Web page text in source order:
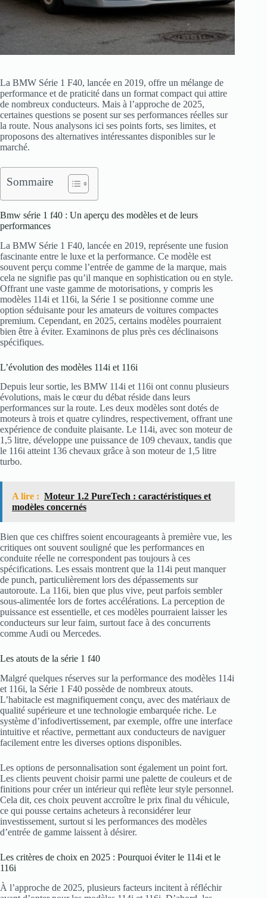
La BMW Série 1 F40, lancée en 2019, offre un mélange de
performance et de praticité dans un format compact qui attire
de nombreux conducteurs. Mais à l’approche de 2025,
certaines questions se posent sur ses performances réelles sur
la route. Nous analysons ici ses points forts, ses limites, et
proposons des alternatives intéressantes disponibles sur le
marché.
Sommaire
Bmw série 1 f40 : Un aperçu des modèles et de leurs
performances
La BMW Série 1 F40, lancée en 2019, représente une fusion
fascinante entre le luxe et la performance. Ce modèle est
souvent perçu comme l’entrée de gamme de la marque, mais
cela ne signifie pas qu’il manque en sophistication ou en style.
Offrant une vaste gamme de motorisations, y compris les
modèles 114i et 116i, la Série 1 se positionne comme une
option séduisante pour les amateurs de voitures compactes
premium. Cependant, en 2025, certains modèles pourraient
bien être à éviter. Examinons de plus près ces déclinaisons
spécifiques.
L’évolution des modèles 114i et 116i
Depuis leur sortie, les BMW 114i et 116i ont connu plusieurs
évolutions, mais le cœur du débat réside dans leurs
performances sur la route. Les deux modèles sont dotés de
moteurs à trois et quatre cylindres, respectivement, offrant une
expérience de conduite plaisante. Le 114i, avec son moteur de
1,5 litre, développe une puissance de 109 chevaux, tandis que
le 116i atteint 136 chevaux grâce à son moteur de 1,5 litre
turbo.
A lire : Moteur 1.2 PureTech : caractéristiques et
modèles concernés
Bien que ces chiffres soient encourageants à première vue, les
critiques ont souvent souligné que les performances en
conduite réelle ne correspondent pas toujours à ces
spécifications. Les essais montrent que la 114i peut manquer
de punch, particulièrement lors des dépassements sur
autoroute. La 116i, bien que plus vive, peut parfois sembler
sous-alimentée lors de fortes accélérations. La perception de
puissance est essentielle, et ces modèles pourraient laisser les
conducteurs sur leur faim, surtout face à des concurrents
comme Audi ou Mercedes.
Les atouts de la série 1 f40
Malgré quelques réserves sur la performance des modèles 114i
et 116i, la Série 1 F40 possède de nombreux atouts.
L’habitacle est magnifiquement conçu, avec des matériaux de
qualité supérieure et une technologie embarquée riche. Le
système d’infodivertissement, par exemple, offre une interface
intuitive et réactive, permettant aux conducteurs de naviguer
facilement entre les diverses options disponibles.
Les options de personnalisation sont également un point fort.
Les clients peuvent choisir parmi une palette de couleurs et de
finitions pour créer un intérieur qui reflète leur style personnel.
Cela dit, ces choix peuvent accroître le prix final du véhicule,
ce qui pousse certains acheteurs à reconsidérer leur
investissement, surtout si les performances des modèles
d’entrée de gamme laissent à désirer.
Les critères de choix en 2025 : Pourquoi éviter le 114i et le
116i
À l’approche de 2025, plusieurs facteurs incitent à réfléchir